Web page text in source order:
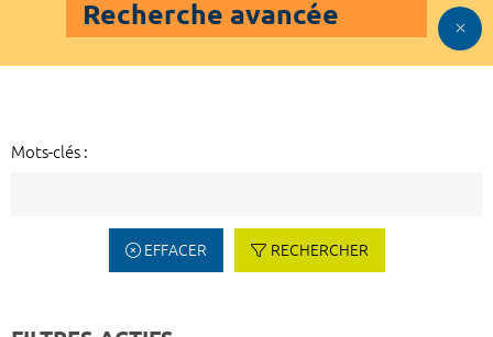
Recherche avancée
Mots-clés :
EFFACER RECHERCHER